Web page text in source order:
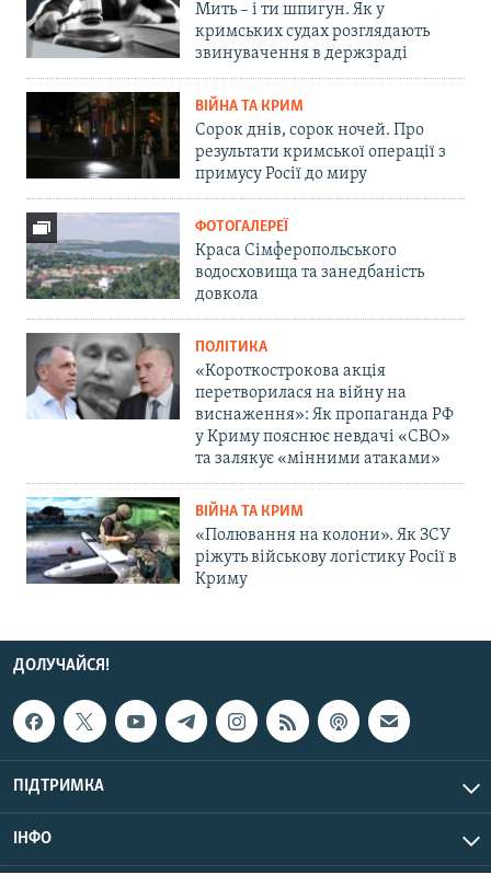
Мить – і ти шпигун. Як у
кримських судах розглядають
звинувачення в держзраді
ВІЙНА ТА КРИМ
Сорок днів, сорок ночей. Про
результати кримської операції з
примусу Росії до миру
ФОТОГАЛЕРЕЇ
Краса Сімферопольського
водосховища та занедбаність
довкола
ПОЛІТИКА
«Короткострокова акція
перетворилася на війну на
виснаження»: Як пропаганда РФ
у Криму пояснює невдачі «СВО»
та залякує «мінними атаками»
ВІЙНА ТА КРИМ
«Полювання на колони». Як ЗСУ
ріжуть військову логістику Росії в
Криму
ДОЛУЧАЙСЯ!
ПІДТРИМКА
ІНФО